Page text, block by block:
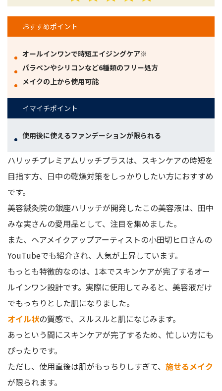
おすすめポイント
オールインワンで時短エイジングケア※
パラベンやシリコンなど6種類のフリー処方
メイクの上から使用可能
イマイチポイント
使用後に使えるファンデーションが限られる
ハリッチプレミアムリッチプラスは、スキンケアの時短を
目指す方、日中の乾燥対策をしっかりしたい方におすすめ
です。
美容鍼灸院の銀座ハリッチが開発したこの美容液は、田中
みな実さんの愛用品として、注目を集めました。
また、ヘアメイクアップアーティストの小田切ヒロさんの
YouTubeでも紹介され、人気が上昇しています。
もっとも特徴的なのは、1本でスキンケアが完了するオー
ルインワン設計です。実際に使用してみると、美容液だけ
でもっちりとした肌になりました。
オイル状の質感で、スルスルと肌になじみます。
あっという間にスキンケアが完了するため、忙しい方にも
ぴったりです。
ただし、使用直後は肌がもっちりしすぎて、 施せるメイク
が限られます。